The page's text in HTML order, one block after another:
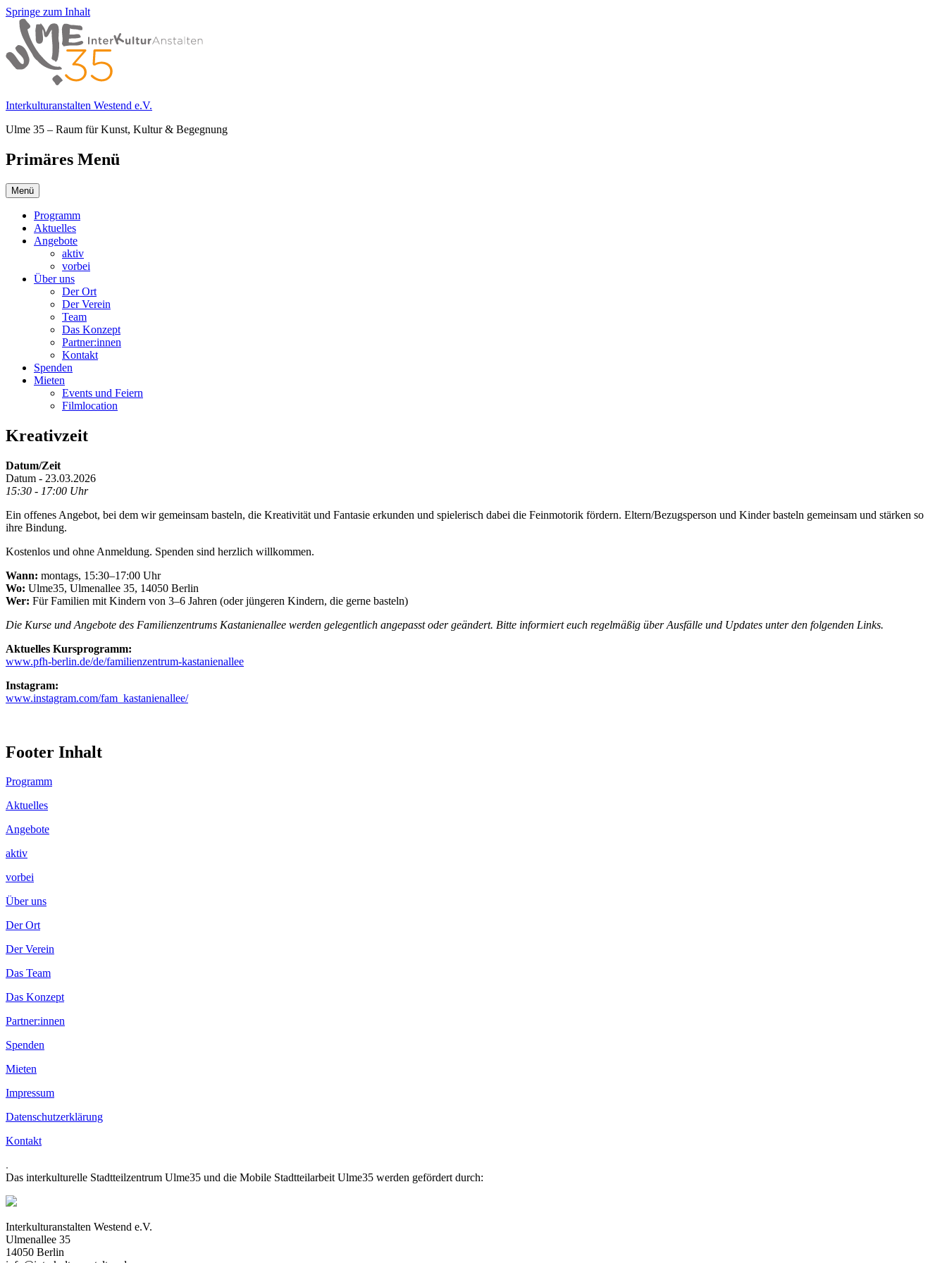
Springe zum Inhalt
Interkulturanstalten Westend e.V.
Ulme 35 – Raum für Kunst, Kultur & Begegnung
Primäres Menü
Menü
Programm
Aktuelles
Angebote
aktiv
vorbei
Über uns
Der Ort
Der Verein
Team
Das Konzept
Partner:innen
Kontakt
Spenden
Mieten
Events und Feiern
Filmlocation
Kreativzeit
Datum/Zeit
Datum - 23.03.2026
15:30 - 17:00 Uhr
Ein offenes Angebot, bei dem wir gemeinsam basteln, die Kreativität und Fantasie erkunden und spielerisch dabei die Feinmotorik fördern. Eltern/Bezugsperson und Kinder basteln gemeinsam und stärken so
ihre Bindung.
Kostenlos und ohne Anmeldung. Spenden sind herzlich willkommen.
Wann: montags, 15:30–17:00 Uhr
Wo: Ulme35, Ulmenallee 35, 14050 Berlin
Wer: Für Familien mit Kindern von 3–6 Jahren (oder jüngeren Kindern, die gerne basteln)
Die Kurse und Angebote des Familienzentrums Kastanienallee werden gelegentlich angepasst oder geändert. Bitte informiert euch regelmäßig über Ausfälle und Updates unter den folgenden Links.
Aktuelles Kursprogramm:
www.pfh-berlin.de/de/familienzentrum-kastanienallee
Instagram:
www.instagram.com/fam_kastanienallee/
Footer Inhalt
Programm
Aktuelles
Angebote
aktiv
vorbei
Über uns
Der Ort
Der Verein
Das Team
Das Konzept
Partner:innen
Spenden
Mieten
Impressum
Datenschutzerklärung
Kontakt
.
Das interkulturelle Stadtteilzentrum Ulme35 und die Mobile Stadtteilarbeit Ulme35 werden gefördert durch:
Interkulturanstalten Westend e.V.
Ulmenallee 35
14050 Berlin